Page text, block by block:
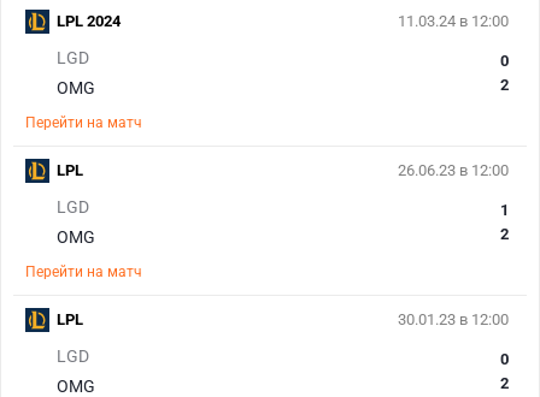
11.03.24 в 12:00
LGD
OMG
0
2
Перейти на матч
LPL 2024
26.06.23 в 12:00
LGD
OMG
1
2
Перейти на матч
LPL
30.01.23 в 12:00
LGD
OMG
0
2
LPL